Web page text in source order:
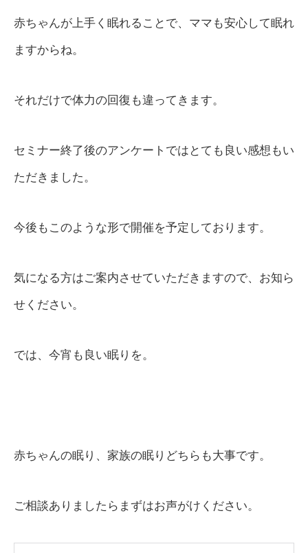
赤ちゃんが上手く眠れることで、ママも安心して眠れ
ますからね。
それだけで体力の回復も違ってきます。
セミナー終了後のアンケートではとても良い感想もい
ただきました。
今後もこのような形で開催を予定しております。
気になる方はご案内させていただきますので、お知ら
せください。
では、今宵も良い眠りを。
赤ちゃんの眠り、家族の眠りどちらも大事です。
ご相談ありましたらまずはお声がけください。